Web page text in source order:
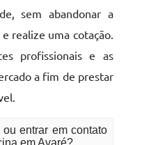
sem abandonar a
realize uma cotação.
profissionais e as
a fim de prestar
entrar em contato
em Avaré?